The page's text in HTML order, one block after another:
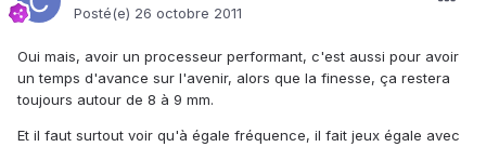
Posté(e) 26 octobre 2011
Oui mais, avoir un processeur performant, c'est aussi pour avoir
un temps d'avance sur l'avenir, alors que la finesse, ça restera
toujours autour de 8 à 9 mm.
Et il faut surtout voir qu'à égale fréquence, il fait jeux égale avec